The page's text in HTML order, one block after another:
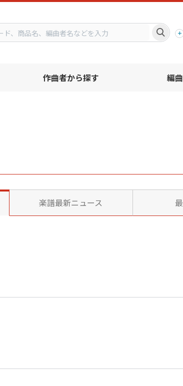
作曲者から探す 編
楽譜最新ニュース